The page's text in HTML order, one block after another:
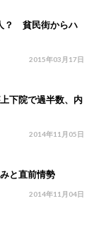
？ 貧民街からハ
2015年03月17日
下院で過半数、内
2014年11月05日
と直前情勢
2014年11月04日